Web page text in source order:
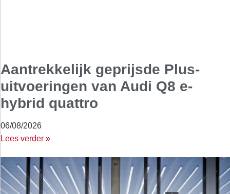
Aantrekkelijk geprijsde Plus-
uitvoeringen van Audi Q8 e-
hybrid quattro
06/08/2026
Lees verder »